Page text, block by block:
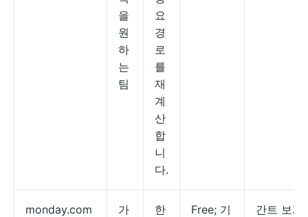
을
원
하
는
팀
요
경
로
를
재
계
산
합
니
다.
monday.com
가
한
Free; 기
간트 보기